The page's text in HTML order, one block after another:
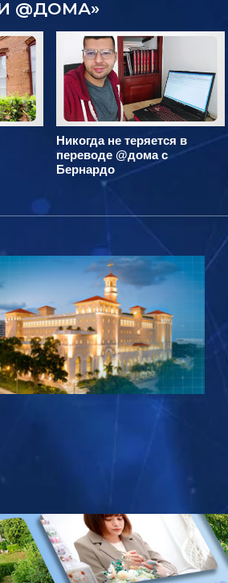
@ДОМА»
Никогда не теряется в
переводе @дома с
Бернардо